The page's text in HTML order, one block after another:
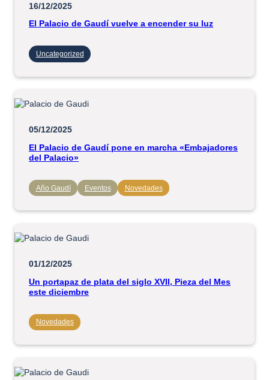
16/12/2025
El Palacio de Gaudí vuelve a encender su luz
Uncategorized
05/12/2025
El Palacio de Gaudí pone en marcha «Embajadores
del Palacio»
Año Gaudí Eventos Novedades
01/12/2025
Un portapaz de plata del siglo XVII, Pieza del Mes
este diciembre
Novedades